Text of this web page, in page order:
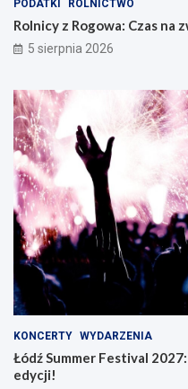
PODATKI ROLNICTWO
Rolnicy z Rogowa: Czas na
5 sierpnia 2026
KONCERTY WYDARZENIA
Łódź Summer Festival
edycji!